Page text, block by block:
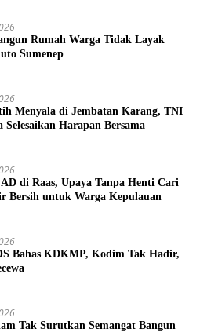
Rumah Warga Tidak Layak
Sumenep
Menyala di Jembatan Karang, TNI
Selesaikan Harapan Bersama
di Raas, Upaya Tanpa Henti Cari
Bersih untuk Warga Kepulauan
Bahas KDKMP, Kodim Tak Hadir,
Tak Surutkan Semangat Bangun